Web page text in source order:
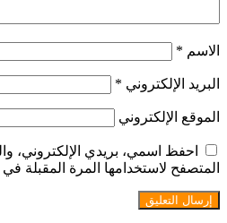
الاسم *
البريد الإلكتروني *
الموقع الإلكتروني
احفظ اسمي، بريدي الإلكتروني،
المتصفح لاستخدامها المرة المقبلة